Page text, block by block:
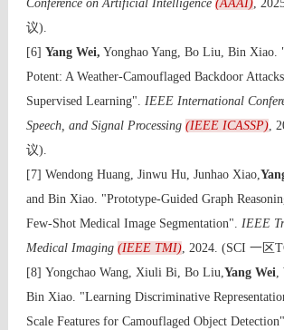
Conference on Artificial Intelligence (AAAI),
议).
[6] Yang Wei, Yonghao Yang, Bo Liu, Bin Xiao.
Potent: A Weather-Camouflaged Backdoor
Supervised Learning". IEEE International
Speech, and Signal Processing (IEEE ICASSP),
议).
[7] Wendong Huang, Jinwu Hu, Junhao Xiao,
and Bin Xiao. "Prototype-Guided Graph
Few-Shot Medical Image Segmentation". IEEE
Medical Imaging (IEEE TMI), 2024. (SCI 一区
[8] Yongchao Wang, Xiuli Bi, Bo Liu,Yang Wei,
Bin Xiao. "Learning Discriminative
Scale Features for Camouflaged Object